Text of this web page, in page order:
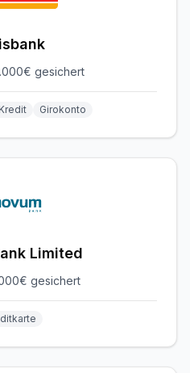
gesichert
Kredit Girokonto
Limited
gesichert